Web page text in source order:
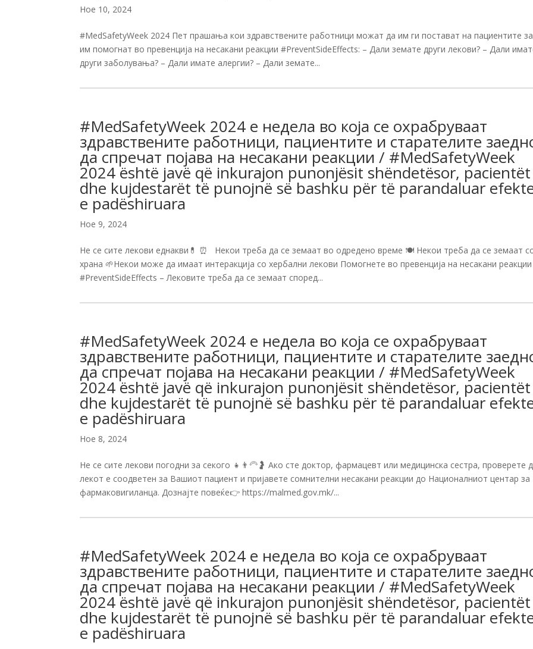
Ное 10, 2024
#MedSafetyWeek 2024 Пет прашања кои здравствените работници можат да им ги постават на пациентите
им помогнат во превенција на несакани реакции #PreventSideEffects: – Дали земате други лекови? – Дали
други заболувања? – Дали имате алергии? – Дали земате...
#MedSafetyWeek 2024 е недела во која се охрабруваат
здравствените работници, пациентите и старателите
да спречат појава на несакани реакции / #MedSafetyWeek
2024 është javë që inkurajon punonjësit shëndetësor, pacientët
dhe kujdestarët të punojnë së bashku për të parandaluar
e padëshiruara
Ное 9, 2024
Не се сите лекови еднакви💊 ⏰ Некои треба да се земаат во одредено време 🍽 Некои треба да се земаат
храна 🌱Некои може да имаат интеракција со хербални лекови Помогнете во превенција на несакани реакции
#PreventSideEffects – Лековите треба да се земаат според...
#MedSafetyWeek 2024 е недела во која се охрабруваат
здравствените работници, пациентите и старателите
да спречат појава на несакани реакции / #MedSafetyWeek
2024 është javë që inkurajon punonjësit shëndetësor, pacientët
dhe kujdestarët të punojnë së bashku për të parandaluar
e padëshiruara
Ное 8, 2024
Не се сите лекови погодни за секого 👧👨🦳🤰 Ако сте доктор, фармацевт или медицинска сестра, проверете
лекот е соодветен за Вашиот пациент и пријавете сомнителни несакани реакции до Националниот центар за
фармаковигиланца. Дознајте повеќе👉 https://malmed.gov.mk/...
#MedSafetyWeek 2024 е недела во која се охрабруваат
здравствените работници, пациентите и старателите
да спречат појава на несакани реакции / #MedSafetyWeek
2024 është javë që inkurajon punonjësit shëndetësor, pacientët
dhe kujdestarët të punojnë së bashku për të parandaluar
e padëshiruara